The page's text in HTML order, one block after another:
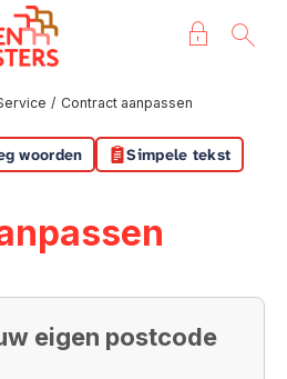
de homepage
Contract aanpassen
woorden Simpele tekst
eigen postcode